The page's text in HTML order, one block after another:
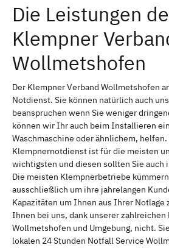
Die Leistungen
Klempner
Wollmetshofen
Der Klempner Verband Wollmetshofen
Notdienst. Sie können natürlich auch
beanspruchen wenn Sie weniger
können wir Ihr auch beim Installieren
Waschmaschine oder ähnlichem,
Klempnernotdienst ist für die meisten
wichtigsten und diesen sollten Sie auch
Die meisten Klempnerbetriebe
ausschließlich um ihre jahrelangen
Kapazitäten um Ihnen aus Ihrer Notlage
Ihnen bei uns, dank unserer zahlreichen
Wollmetshofen und Umgebung, nicht.
lokalen 24 Stunden Notfall Service